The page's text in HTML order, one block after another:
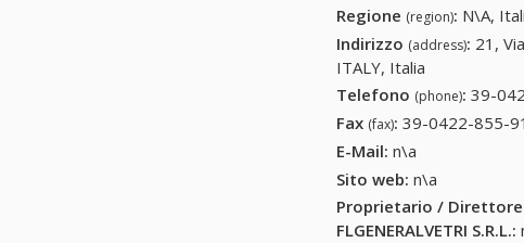
Regione (region): N\A,
Indirizzo (address): 21,
ITALY, Italia
Telefono (phone): 39-
Fax (fax): 39-0422-855-
E-Mail: n\a
Sito web: n\a
Proprietario /
FLGENERALVETRI S.R.L.: